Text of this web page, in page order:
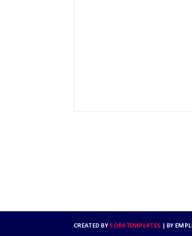
CREATED BY SORATEMPLATES | BY